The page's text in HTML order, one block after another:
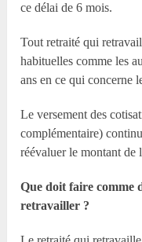
ce délai de 6 mois.
Tout retraité qui
habituelles comme les
ans en ce qui concerne
Le versement des
complémentaire)
réévaluer le montant de
Que doit faire comme
retravailler ?